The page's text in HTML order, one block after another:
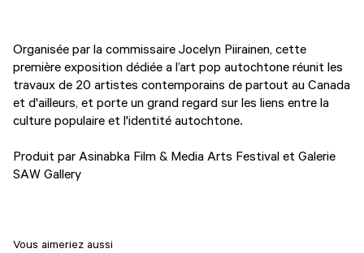
Organisée par la commissaire Jocelyn Piirainen, cette
première exposition dédiée a l’art pop autochtone réunit les
travaux de 20 artistes contemporains de partout au Canada
et d'ailleurs, et porte un grand regard sur les liens entre la
culture populaire et l'identité autochtone.
Produit par Asinabka Film & Media Arts Festival et Galerie
SAW Gallery
Vous aimeriez aussi